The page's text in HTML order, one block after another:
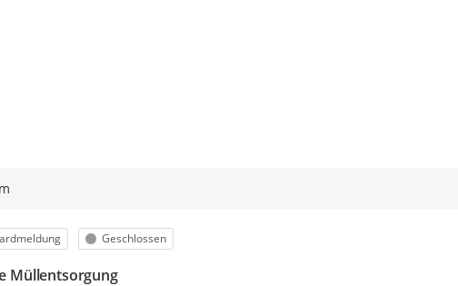
Status
Geschlossen
Müllentsorgung